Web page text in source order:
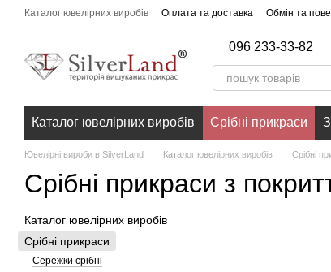
Перейти до основного контенту
Каталог ювелірних виробів Оплата та доставка Обмін та
096 233-33-82
Каталог ювелірних виробів Срібні прикраси
Ювелірні вироби в SilverLand Каталог ювелірних виробів Срібні
Срібні прикраси з
Каталог ювелірних виробів
Срібні прикраси
Сережки срібні